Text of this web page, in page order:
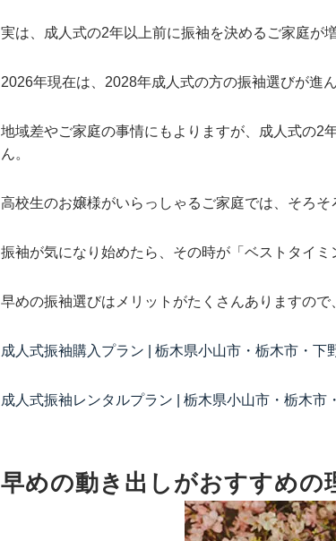
実は、成人式の2年以上前に振袖を決めるご家庭が
2026年現在は、2028年成人式の方の振袖選びが進
地域差やご家庭の事情にもよりますが、成人式の2
ん。
高校生のお嬢様がいらっしゃるご家庭では、そろ
振袖が気になり始めたら、その時が「ベストタイミ
早めの振袖選びはメリットがたくさんありますの
成人式振袖購入プラン | 栃木県小山市・栃木市・下
成人式振袖レンタルプラン | 栃木県小山市・栃木市
早めの動き出しがおすすめの